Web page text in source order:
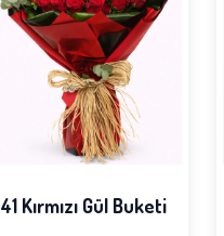
41 Kırmızı Gül Buketi